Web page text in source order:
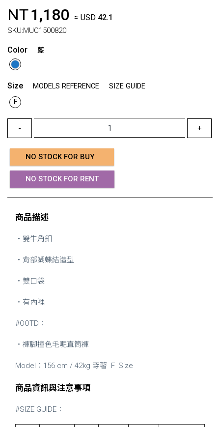
NT1,180 ≈ USD 42.1
SKU:MUC1500820
Color 藍
Size MODELS REFERENCE
SIZE GUIDE
F
- +
NO STOCK FOR BUY
NO STOCK FOR RENT
商品描述
・雙牛角釦
・背部蝴蝶結造型
・雙口袋
・有內裡
#OOTD：
・褲腳撞色毛呢直筒褲
Model：156 cm / 42kg 穿著 Ｆ Size
商品資訊與注意事項
#SIZE GUIDE：